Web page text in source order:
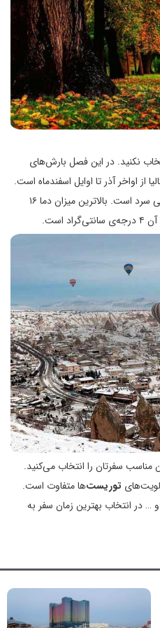
نکنید. در این فصل بارش‌­های
از اواخر آذر تا اوایل اسفندماه است.
در این ماه‌ها، آنتالیا هنوز آفتابی اما کمی سرد است. بالاترین میزان دما ۱۶
مناسب سفرتان را انتخاب می‌کنید.
توریست‌ها متفاوت است.
… در انتخاب بهترین زمان سفر به